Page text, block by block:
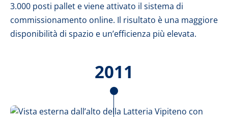
3.000 posti pallet e viene attivato il sistema di
commissionamento online. Il risultato è una maggiore
disponibilità di spazio e un’efficienza più elevata.
2011